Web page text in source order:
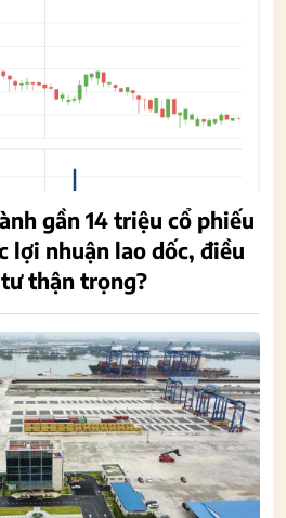
gần 14 triệu cổ phiếu
lợi nhuận lao dốc, điều
thận trọng?